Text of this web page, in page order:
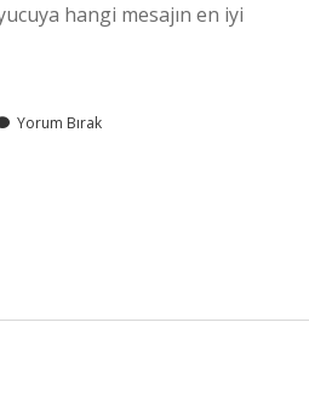
hangi mesajın en iyi
Yorum Bırak